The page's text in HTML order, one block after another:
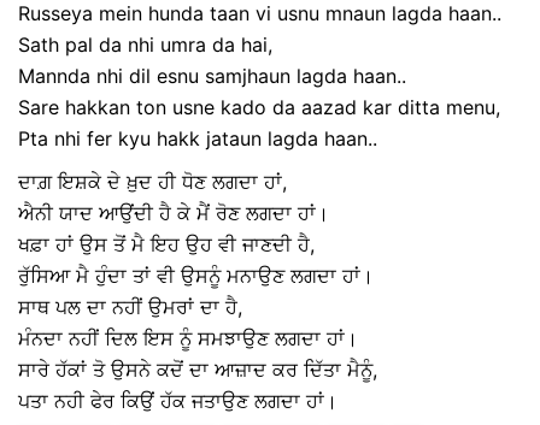
Russeya mein hunda taan vi usnu mnaun lagda haan..
Sath pal da nhi umra da hai,
Mannda nhi dil esnu samjhaun lagda haan..
Sare hakkan ton usne kado da aazad kar ditta menu,
Pta nhi fer kyu hakk jataun lagda haan..
ਦਾਗ਼ ਇਸ਼ਕੇ ਦੇ ਖ਼ੁਦ ਹੀ ਧੋਣ ਲਗਦਾ ਹਾਂ,
ਐਨੀ ਯਾਦ ਆਉਂਦੀ ਹੈ ਕੇ ਮੈਂ ਰੋਣ ਲਗਦਾ ਹਾਂ।
ਖਫ਼ਾ ਹਾਂ ਉਸ ਤੋਂ ਮੈ ਇਹ ਉਹ ਵੀ ਜਾਣਦੀ ਹੈ,
ਰੁੱਸਿਆ ਮੈ ਹੁੰਦਾ ਤਾਂ ਵੀ ਉਸਨੂੰ ਮਨਾਉਣ ਲਗਦਾ ਹਾਂ।
ਸਾਥ ਪਲ ਦਾ ਨਹੀਂ ਉਮਰਾਂ ਦਾ ਹੈ,
ਮੰਨਦਾ ਨਹੀਂ ਦਿਲ ਇਸ ਨੂੰ ਸਮਝਾਉਣ ਲਗਦਾ ਹਾਂ।
ਸਾਰੇ ਹੱਕਾਂ ਤੋ ਉਸਨੇ ਕਦੋਂ ਦਾ ਆਜ਼ਾਦ ਕਰ ਦਿੱਤਾ ਮੈਨੂੰ,
ਪਤਾ ਨਹੀ ਫੇਰ ਕਿਉਂ ਹੱਕ ਜਤਾਉਣ ਲਗਦਾ ਹਾਂ।